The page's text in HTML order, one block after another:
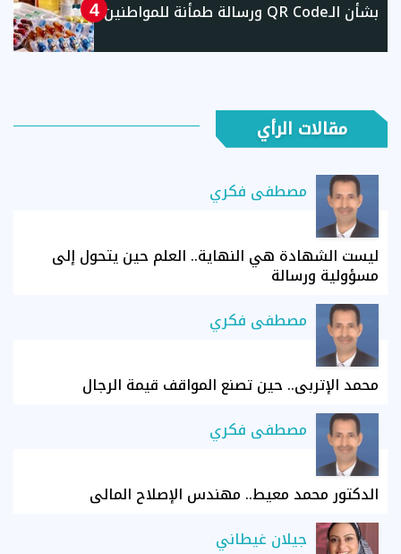
4
بشأن الـQR Code ورسالة طمأنة للمواطنين
مقالات الرأي
مصطفى فكري
ليست الشهادة هي النهاية.. العلم حين يتحول إلى
مسؤولية ورسالة
مصطفى فكري
محمد الإتربي.. حين تصنع المواقف قيمة الرجال
مصطفى فكري
الدكتور محمد معيط.. مهندس الإصلاح المالي
جيلان غيطاني